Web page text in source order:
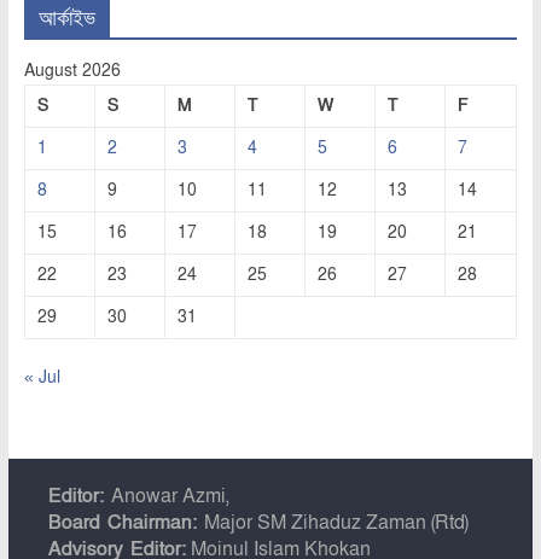
আর্কাইভ
August 2026
S
S M T W T
F
1
2 3 4 5 6
7
8
9 10 11 12 13
14
15
16 17 18 19 20
21
22
23 24 25 26 27
28
29
30 31
« Jul
Editor: Anowar Azmi,
Board Chairman: Major SM Zihaduz Zaman (Rtd)
Advisory Editor:Moinul Islam Khokan